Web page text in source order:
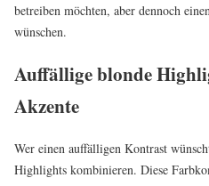
betreiben möchten, aber dennoch
wünschen.
Auffällige blonde
Akzente
Wer einen auffälligen Kontrast
Highlights kombinieren. Diese